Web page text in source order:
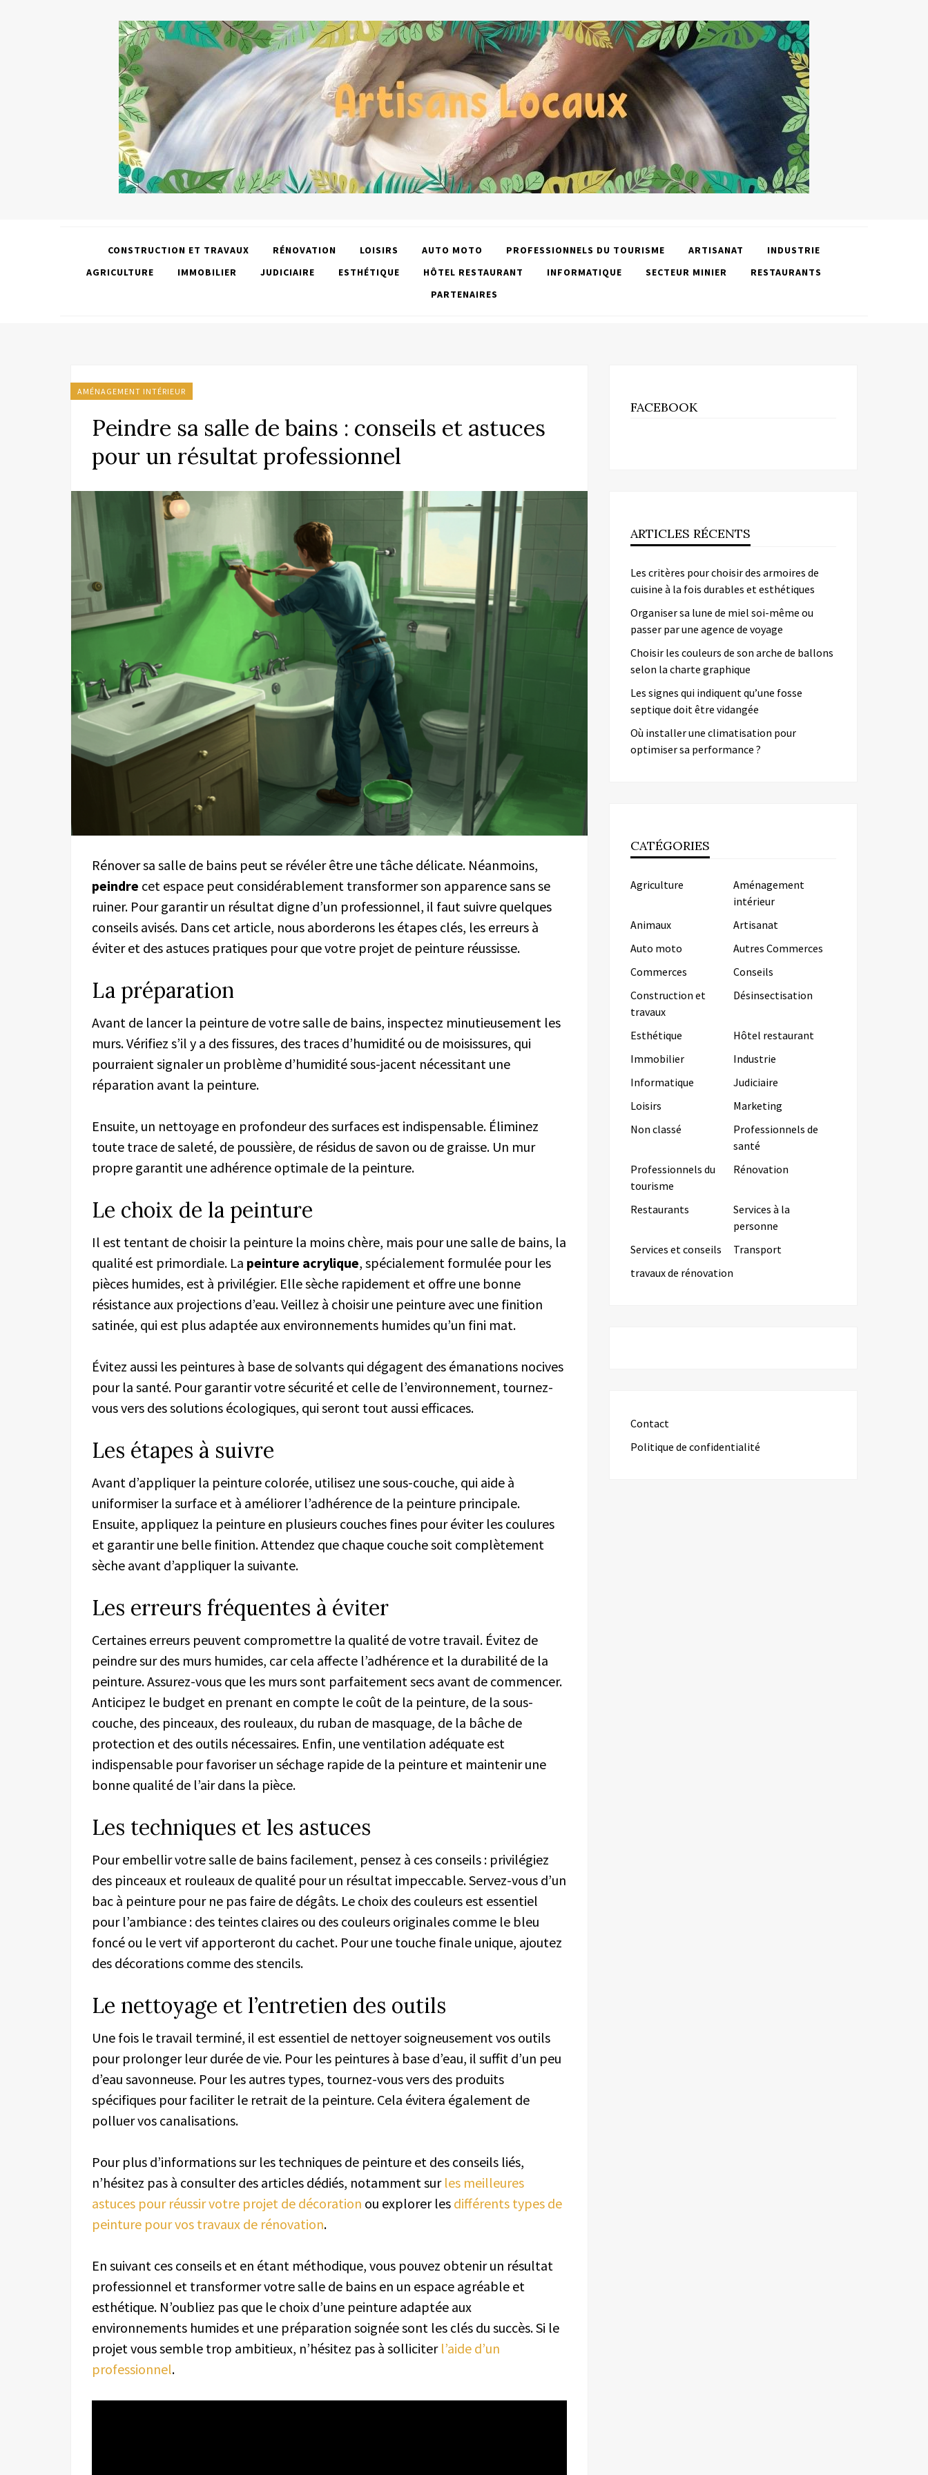
CONSTRUCTION ET TRAVAUX RÉNOVATION LOISIRS AUTO MOTO PROFESSIONNELS DU TOURISME ARTISANAT
INDUSTRIE
AGRICULTURE
IMMOBILIER JUDICIAIRE ESTHÉTIQUE HÔTEL RESTAURANT INFORMATIQUE SECTEUR MINIER
RESTAURANTS
PARTENAIRES
AMÉNAGEMENT INTÉRIEUR
Peindre sa salle de bains : conseils et astuces
pour un résultat professionnel
Rénover sa salle de bains peut se révéler être une tâche délicate. Néanmoins,
peindre cet espace peut considérablement transformer son apparence sans se
ruiner. Pour garantir un résultat digne d’un professionnel, il faut suivre quelques
conseils avisés. Dans cet article, nous aborderons les étapes clés, les erreurs à
éviter et des astuces pratiques pour que votre projet de peinture réussisse.
La préparation
Avant de lancer la peinture de votre salle de bains, inspectez minutieusement les
murs. Vérifiez s’il y a des fissures, des traces d’humidité ou de moisissures, qui
pourraient signaler un problème d’humidité sous-jacent nécessitant une
réparation avant la peinture.
Ensuite, un nettoyage en profondeur des surfaces est indispensable. Éliminez
toute trace de saleté, de poussière, de résidus de savon ou de graisse. Un mur
propre garantit une adhérence optimale de la peinture.
Le choix de la peinture
Il est tentant de choisir la peinture la moins chère, mais pour une salle de bains, la
qualité est primordiale. La peinture acrylique, spécialement formulée pour les
pièces humides, est à privilégier. Elle sèche rapidement et offre une bonne
résistance aux projections d’eau. Veillez à choisir une peinture avec une finition
satinée, qui est plus adaptée aux environnements humides qu’un fini mat.
Évitez aussi les peintures à base de solvants qui dégagent des émanations nocives
pour la santé. Pour garantir votre sécurité et celle de l’environnement, tournez-
vous vers des solutions écologiques, qui seront tout aussi efficaces.
Les étapes à suivre
Avant d’appliquer la peinture colorée, utilisez une sous-couche, qui aide à
uniformiser la surface et à améliorer l’adhérence de la peinture principale.
Ensuite, appliquez la peinture en plusieurs couches fines pour éviter les coulures
et garantir une belle finition. Attendez que chaque couche soit complètement
sèche avant d’appliquer la suivante.
Les erreurs fréquentes à éviter
Certaines erreurs peuvent compromettre la qualité de votre travail. Évitez de
peindre sur des murs humides, car cela affecte l’adhérence et la durabilité de la
peinture. Assurez-vous que les murs sont parfaitement secs avant de commencer.
Anticipez le budget en prenant en compte le coût de la peinture, de la sous-
couche, des pinceaux, des rouleaux, du ruban de masquage, de la bâche de
protection et des outils nécessaires. Enfin, une ventilation adéquate est
indispensable pour favoriser un séchage rapide de la peinture et maintenir une
bonne qualité de l’air dans la pièce.
Les techniques et les astuces
Pour embellir votre salle de bains facilement, pensez à ces conseils : privilégiez
des pinceaux et rouleaux de qualité pour un résultat impeccable. Servez-vous d’un
bac à peinture pour ne pas faire de dégâts. Le choix des couleurs est essentiel
pour l’ambiance : des teintes claires ou des couleurs originales comme le bleu
foncé ou le vert vif apporteront du cachet. Pour une touche finale unique, ajoutez
des décorations comme des stencils.
Le nettoyage et l’entretien des outils
Une fois le travail terminé, il est essentiel de nettoyer soigneusement vos outils
pour prolonger leur durée de vie. Pour les peintures à base d’eau, il suffit d’un peu
d’eau savonneuse. Pour les autres types, tournez-vous vers des produits
spécifiques pour faciliter le retrait de la peinture. Cela évitera également de
polluer vos canalisations.
Pour plus d’informations sur les techniques de peinture et des conseils liés,
n’hésitez pas à consulter des articles dédiés, notamment sur les meilleures
astuces pour réussir votre projet de décoration ou explorer les différents types de
peinture pour vos travaux de rénovation.
En suivant ces conseils et en étant méthodique, vous pouvez obtenir un résultat
professionnel et transformer votre salle de bains en un espace agréable et
esthétique. N’oubliez pas que le choix d’une peinture adaptée aux
environnements humides et une préparation soignée sont les clés du succès. Si le
projet vous semble trop ambitieux, n’hésitez pas à solliciter l’aide d’un
professionnel.
FACEBOOK
ARTICLES RÉCENTS
Les critères pour choisir des armoires de
cuisine à la fois durables et esthétiques
Organiser sa lune de miel soi-même ou
passer par une agence de voyage
Choisir les couleurs de son arche de ballons
selon la charte graphique
Les signes qui indiquent qu’une fosse
septique doit être vidangée
Où installer une climatisation pour
optimiser sa performance ?
CATÉGORIES
Agriculture
Aménagement
intérieur
Animaux
Artisanat
Auto moto
Autres Commerces
Commerces
Conseils
Construction et
travaux
Désinsectisation
Esthétique
Hôtel restaurant
Immobilier
Industrie
Informatique
Judiciaire
Loisirs
Marketing
Non classé
Professionnels de
santé
Professionnels du
tourisme
Rénovation
Restaurants
Services à la
personne
Services et conseils
Transport
travaux de rénovation
Contact
Politique de confidentialité